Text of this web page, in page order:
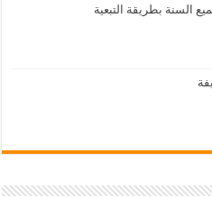
السنة بطريقة التبعية